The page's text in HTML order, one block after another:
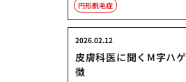
円形脱毛症
皮膚科医に聞くM字ハ
徴
2026.02.12